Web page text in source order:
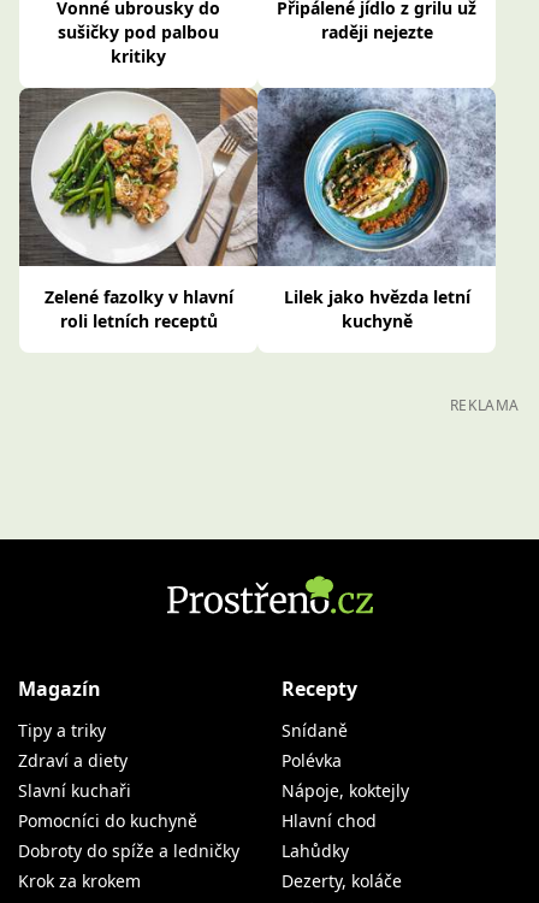
Vonné ubrousky do
sušičky pod palbou
kritiky
Připálené jídlo z grilu už
raději nejezte
Zelené fazolky v hlavní
roli letních receptů
Lilek jako hvězda letní
kuchyně
REKLAMA
Magazín
Tipy a triky
Zdraví a diety
Slavní kuchaři
Pomocníci do kuchyně
Dobroty do spíže a ledničky
Krok za krokem
Recepty
Snídaně
Polévka
Nápoje, koktejly
Hlavní chod
Lahůdky
Dezerty, koláče